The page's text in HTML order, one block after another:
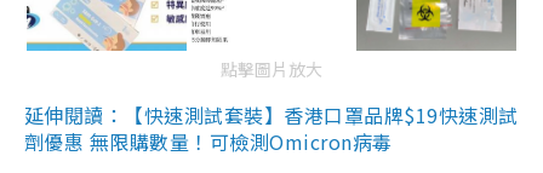
點擊圖片放大
延伸閱讀：【快速測試套裝】香港口罩品牌$19快速測試
劑優惠 無限購數量！可檢測Omicron病毒